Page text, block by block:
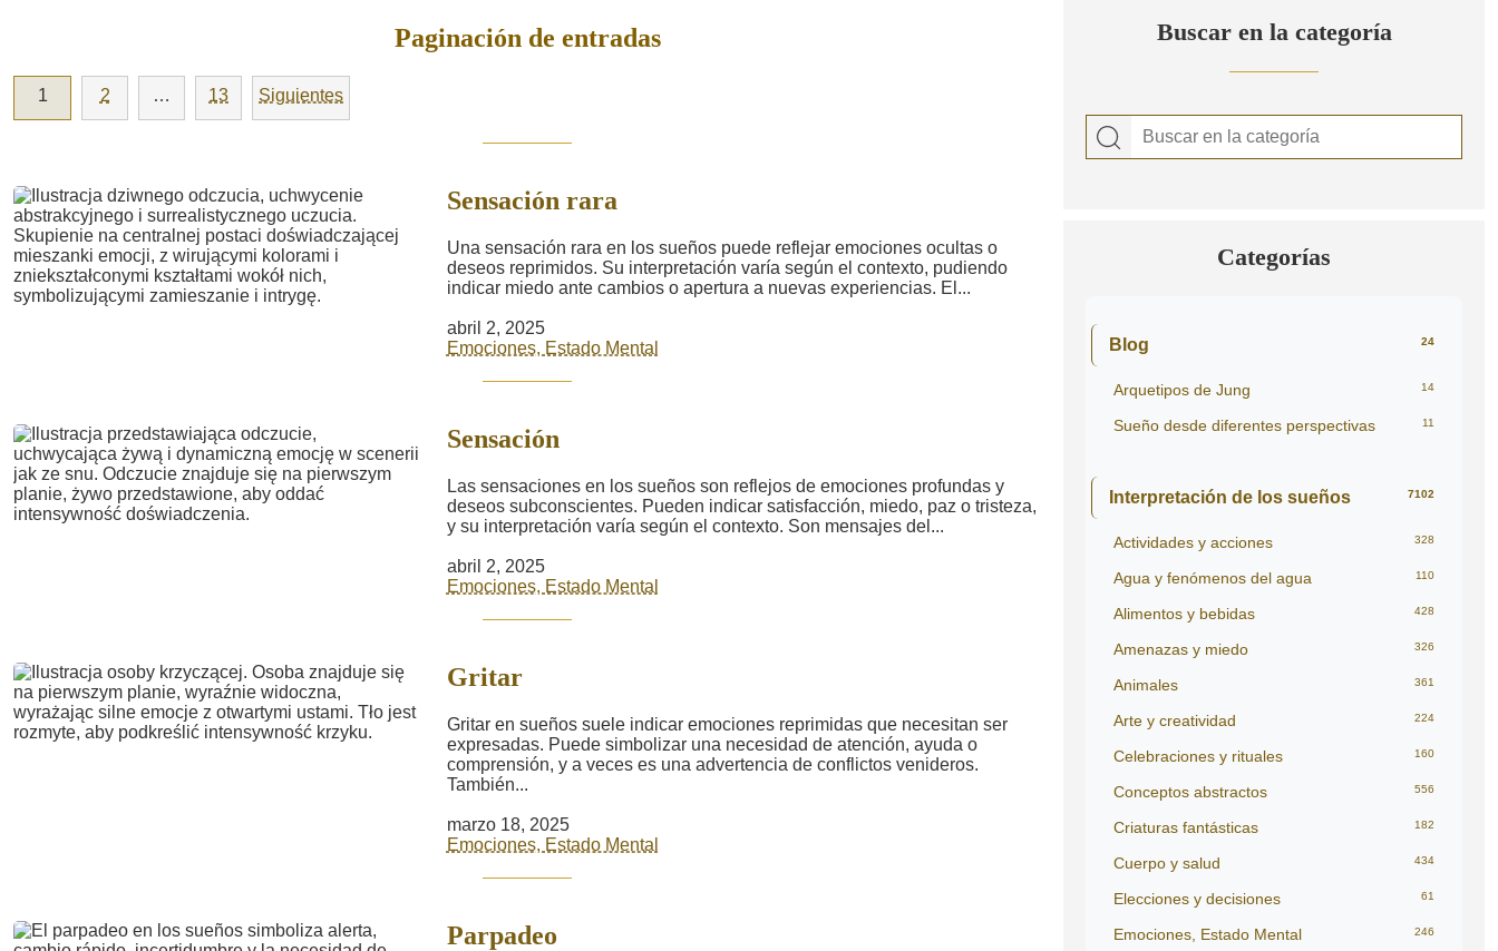
Paginación de entradas
1 2 … 13 Siguientes
Sensación rara
Una sensación rara en los sueños puede reflejar emociones ocultas o
deseos reprimidos. Su interpretación varía según el contexto, pudiendo
indicar miedo ante cambios o apertura a nuevas experiencias. El...
abril 2, 2025
Emociones, Estado Mental
Sensación
Las sensaciones en los sueños son reflejos de emociones profundas y
deseos subconscientes. Pueden indicar satisfacción, miedo, paz o tristeza,
y su interpretación varía según el contexto. Son mensajes del...
abril 2, 2025
Emociones, Estado Mental
Gritar
Gritar en sueños suele indicar emociones reprimidas que necesitan ser
expresadas. Puede simbolizar una necesidad de atención, ayuda o
comprensión, y a veces es una advertencia de conflictos venideros.
También...
marzo 18, 2025
Emociones, Estado Mental
Parpadeo
Buscar en la categoría
Categorías
Blog 24
Arquetipos de Jung 14
Sueño desde diferentes perspectivas 11
Interpretación de los sueños 7102
Actividades y acciones 328
Agua y fenómenos del agua 110
Alimentos y bebidas 428
Amenazas y miedo 326
Animales 361
Arte y creatividad 224
Celebraciones y rituales 160
Conceptos abstractos 556
Criaturas fantásticas 182
Cuerpo y salud 434
Elecciones y decisiones 61
Emociones, Estado Mental 246